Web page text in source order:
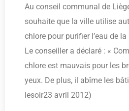
Au conseil communal de
souhaite que la ville utilise
chlore pour purifier l’eau de
Le conseiller a déclaré : «
chlore est mauvais pour les
yeux. De plus, il abîme les
lesoir23 avril 2012)